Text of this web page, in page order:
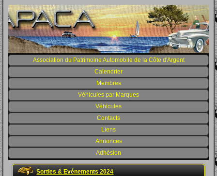
Association du Patrimoine Automobile de la Côte d'Argent
Calendrier
Membres
Véhicules par Marques
Véhicules
Contacts
Liens
Annonces
Adhésion
Sorties & Evénements 2024